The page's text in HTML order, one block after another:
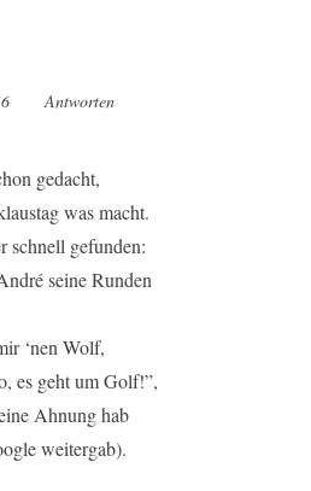
10:14
Antworten
gedacht,
was macht.
schnell gefunden:
seine Runden
‘nen Wolf,
es geht um Golf!”,
Ahnung hab
weitergab).